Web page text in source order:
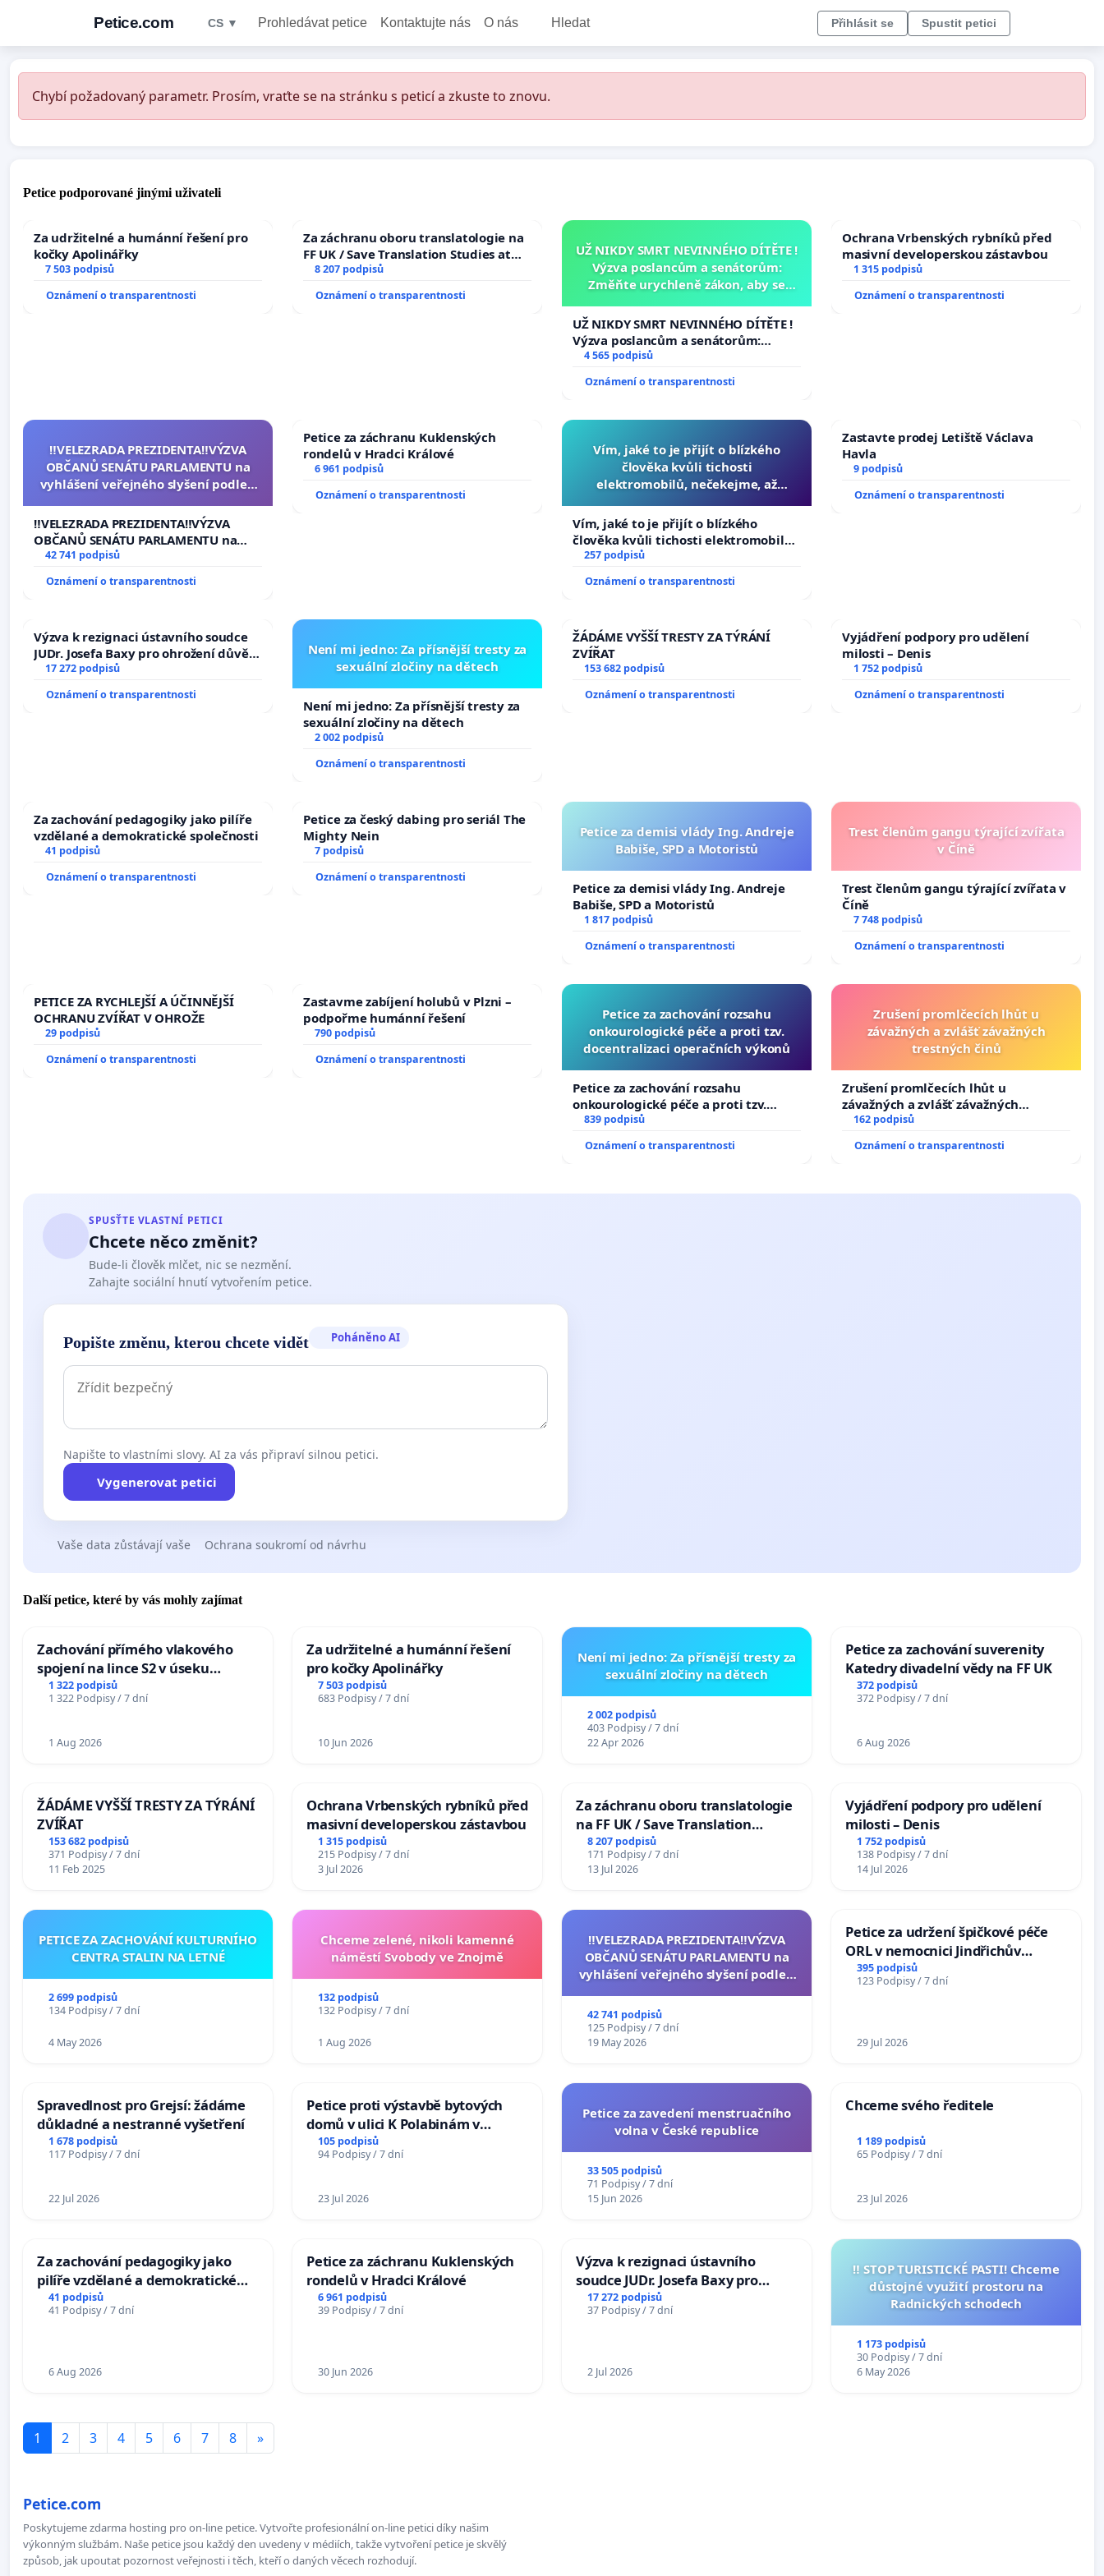
Petice.com CS ▼ Prohledávat petice Kontaktujte nás O nás Hledat Přihlásit se Spustit petici
Chybí požadovaný parametr. Prosím, vraťte se na stránku s peticí a zkuste to znovu.
Petice podporované jinými uživateli
Za udržitelné a humánní řešení pro
kočky Apolinářky
7 503 podpisů
Oznámení o transparentnosti
Za záchranu oboru translatologie na
FF UK / Save Translation Studies at
the Faculty of Arts, Charles
University
8 207 podpisů
Oznámení o transparentnosti
UŽ NIKDY SMRT NEVINNÉHO DÍTĚTE !
Výzva poslancům a senátorům:
Změňte urychleně zákon, aby se
opakovat!
UŽ NIKDY SMRT NEVINNÉHO DÍTĚTE !
Výzva poslancům a senátorům:
Změňte urychleně zákon, aby se
tragédie malé Viktorky už nemohla
opakovat!
4 565 podpisů
Oznámení o transparentnosti
Ochrana Vrbenských rybníků před
masivní developerskou zástavbou
1 315 podpisů
Oznámení o transparentnosti
‼️VELEZRADA PREZIDENTA‼️VÝZVA
OBČANŮ SENÁTU PARLAMENTU na
vyhlášení veřejného slyšení podle §
na přijetí usnesení k podání ústavní
žaloby na prezidenta republiky
‼️VELEZRADA PREZIDENTA‼️VÝZVA
OBČANŮ SENÁTU PARLAMENTU na
vyhlášení veřejného slyšení podle §
144 jednacího řádu Senátu k návrhu
na přijetí usnesení k podání ústavní
42 741 podpisů
Oznámení o transparentnosti
Petice za záchranu Kuklenských
rondelů v Hradci Králové
6 961 podpisů
Oznámení o transparentnosti
Vím, jaké to je přijít o blízkého
člověka kvůli tichosti
elektromobilů, nečekejme, až
auta!
Vím, jaké to je přijít o blízkého
člověka kvůli tichosti elektromobilů,
nečekejme, až přibydou další,
zaveďme slyšitelná auta!
257 podpisů
Oznámení o transparentnosti
Zastavte prodej Letiště Václava
Havla
9 podpisů
Oznámení o transparentnosti
Výzva k rezignaci ústavního soudce
JUDr. Josefa Baxy pro ohrožení důvěry
ve spravedlivý proces
17 272 podpisů
Oznámení o transparentnosti
Není mi jedno: Za přísnější tresty za
sexuální zločiny na dětech
Není mi jedno: Za přísnější tresty za
sexuální zločiny na dětech
2 002 podpisů
Oznámení o transparentnosti
ŽÁDÁME VYŠŠÍ TRESTY ZA TÝRÁNÍ
ZVÍŘAT
153 682 podpisů
Oznámení o transparentnosti
Vyjádření podpory pro udělení
milosti – Denis
1 752 podpisů
Oznámení o transparentnosti
Za zachování pedagogiky jako pilíře
vzdělané a demokratické společnosti
41 podpisů
Oznámení o transparentnosti
Petice za český dabing pro seriál The
Mighty Nein
7 podpisů
Oznámení o transparentnosti
Petice za demisi vlády Ing. Andreje
Babiše, SPD a Motoristů
Petice za demisi vlády Ing. Andreje
Babiše, SPD a Motoristů
1 817 podpisů
Oznámení o transparentnosti
Trest členům gangu týrající zvířata
v Číně
Trest členům gangu týrající zvířata v
Číně
7 748 podpisů
Oznámení o transparentnosti
PETICE ZA RYCHLEJŠÍ A ÚČINNĚJŠÍ
OCHRANU ZVÍŘAT V OHROŽE
29 podpisů
Oznámení o transparentnosti
Zastavme zabíjení holubů v Plzni –
podpořme humánní řešení
790 podpisů
Oznámení o transparentnosti
Petice za zachování rozsahu
onkourologické péče a proti tzv.
docentralizaci operačních výkonů
Petice za zachování rozsahu
onkourologické péče a proti tzv.
docentralizaci operačních výkonů
839 podpisů
Oznámení o transparentnosti
Zrušení promlčecích lhůt u
závažných a zvlášť závažných
trestných činů
Zrušení promlčecích lhůt u
závažných a zvlášť závažných
trestných činů
162 podpisů
Oznámení o transparentnosti
SPUSŤTE VLASTNÍ PETICI
Chcete něco změnit?
Bude-li člověk mlčet, nic se nezmění.
Zahajte sociální hnutí vytvořením petice.
Popište změnu, kterou chcete vidět Poháněno AI
Napište to vlastními slovy. AI za vás připraví silnou petici.
Vygenerovat petici
Vaše data zůstávají vaše Ochrana soukromí od návrhu
Další petice, které by vás mohly zajímat
Zachování přímého vlakového
spojení na lince S2 v úseku
Ostrava – Bohumín – Karviná –
Mosty u Jablunkova
1 322 podpisů
1 322 Podpisy / 7 dní
1 Aug 2026
Za udržitelné a humánní řešení
pro kočky Apolinářky
7 503 podpisů
683 Podpisy / 7 dní
10 Jun 2026
Není mi jedno: Za přísnější tresty za
sexuální zločiny na dětech
2 002 podpisů
403 Podpisy / 7 dní
22 Apr 2026
Petice za zachování suverenity
Katedry divadelní vědy na FF UK
372 podpisů
372 Podpisy / 7 dní
6 Aug 2026
ŽÁDÁME VYŠŠÍ TRESTY ZA TÝRÁNÍ
ZVÍŘAT
153 682 podpisů
371 Podpisy / 7 dní
11 Feb 2025
Ochrana Vrbenských rybníků před
masivní developerskou zástavbou
1 315 podpisů
215 Podpisy / 7 dní
3 Jul 2026
Za záchranu oboru translatologie
na FF UK / Save Translation
Studies at the Faculty of Arts,
Charles University
8 207 podpisů
171 Podpisy / 7 dní
13 Jul 2026
Vyjádření podpory pro udělení
milosti – Denis
1 752 podpisů
138 Podpisy / 7 dní
14 Jul 2026
PETICE ZA ZACHOVÁNÍ KULTURNÍHO
CENTRA STALIN NA LETNÉ
2 699 podpisů
134 Podpisy / 7 dní
4 May 2026
Chceme zelené, nikoli kamenné
náměstí Svobody ve Znojmě
132 podpisů
132 Podpisy / 7 dní
1 Aug 2026
‼️VELEZRADA PREZIDENTA‼️VÝZVA
OBČANŮ SENÁTU PARLAMENTU na
vyhlášení veřejného slyšení podle §
na přijetí usnesení k podání ústavní
žaloby na prezidenta republiky
42 741 podpisů
125 Podpisy / 7 dní
19 May 2026
Petice za udržení špičkové péče
ORL v nemocnici Jindřichův
Hradec
395 podpisů
123 Podpisy / 7 dní
29 Jul 2026
Spravedlnost pro Grejsí: žádáme
důkladné a nestranné vyšetření
1 678 podpisů
117 Podpisy / 7 dní
22 Jul 2026
Petice proti výstavbě bytových
domů v ulici K Polabinám v
Pardubicích
105 podpisů
94 Podpisy / 7 dní
23 Jul 2026
Petice za zavedení menstruačního
volna v České republice
33 505 podpisů
71 Podpisy / 7 dní
15 Jun 2026
Chceme svého ředitele
1 189 podpisů
65 Podpisy / 7 dní
23 Jul 2026
Za zachování pedagogiky jako
pilíře vzdělané a demokratické
společnosti
41 podpisů
41 Podpisy / 7 dní
6 Aug 2026
Petice za záchranu Kuklenských
rondelů v Hradci Králové
6 961 podpisů
39 Podpisy / 7 dní
30 Jun 2026
Výzva k rezignaci ústavního
soudce JUDr. Josefa Baxy pro
ohrožení důvěry ve spravedlivý
proces
17 272 podpisů
37 Podpisy / 7 dní
2 Jul 2026
‼️ STOP TURISTICKÉ PASTI! Chceme
důstojné využití prostoru na
Radnických schodech
1 173 podpisů
30 Podpisy / 7 dní
6 May 2026
1 2 3 4 5 6 7 8 »
Petice.com
Poskytujeme zdarma hosting pro on-line petice. Vytvořte profesionální on-line petici díky našim
výkonným službám. Naše petice jsou každý den uvedeny v médiích, takže vytvoření petice je skvělý
způsob, jak upoutat pozornost veřejnosti i těch, kteří o daných věcech rozhodují.